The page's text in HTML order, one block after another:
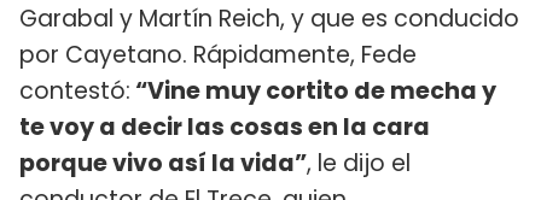
Garabal y Martín Reich, y que es conducido
por Cayetano. Rápidamente, Fede
contestó: “Vine muy cortito de mecha y
te voy a decir las cosas en la cara
porque vivo así la vida”, le dijo el